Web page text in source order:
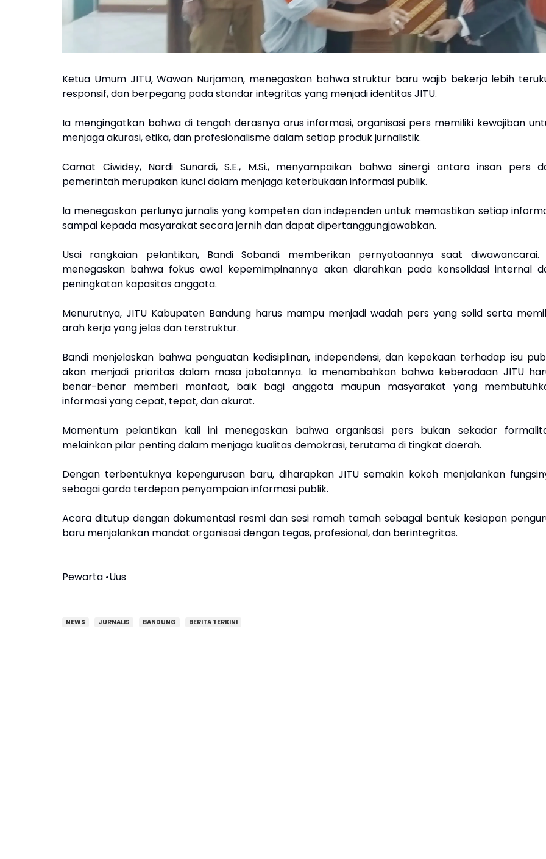
Ketua Umum JITU, Wawan Nurjaman, menegaskan bahwa struktur baru wajib bekerja lebih
responsif, dan berpegang pada standar integritas yang menjadi identitas JITU.
Ia mengingatkan bahwa di tengah derasnya arus informasi, organisasi pers memiliki kewajiban
menjaga akurasi, etika, dan profesionalisme dalam setiap produk jurnalistik.
Camat Ciwidey, Nardi Sunardi, S.E., M.Si., menyampaikan bahwa sinergi antara insan pers
pemerintah merupakan kunci dalam menjaga keterbukaan informasi publik.
Ia menegaskan perlunya jurnalis yang kompeten dan independen untuk memastikan setiap
sampai kepada masyarakat secara jernih dan dapat dipertanggungjawabkan.
Usai rangkaian pelantikan, Bandi Sobandi memberikan pernyataannya saat diwawancarai.
menegaskan bahwa fokus awal kepemimpinannya akan diarahkan pada konsolidasi internal
peningkatan kapasitas anggota.
Menurutnya, JITU Kabupaten Bandung harus mampu menjadi wadah pers yang solid serta
arah kerja yang jelas dan terstruktur.
Bandi menjelaskan bahwa penguatan kedisiplinan, independensi, dan kepekaan terhadap isu
akan menjadi prioritas dalam masa jabatannya. Ia menambahkan bahwa keberadaan JITU
benar-benar memberi manfaat, baik bagi anggota maupun masyarakat yang
informasi yang cepat, tepat, dan akurat.
Momentum pelantikan kali ini menegaskan bahwa organisasi pers bukan sekadar
melainkan pilar penting dalam menjaga kualitas demokrasi, terutama di tingkat daerah.
Dengan terbentuknya kepengurusan baru, diharapkan JITU semakin kokoh menjalankan
sebagai garda terdepan penyampaian informasi publik.
Acara ditutup dengan dokumentasi resmi dan sesi ramah tamah sebagai bentuk kesiapan
baru menjalankan mandat organisasi dengan tegas, profesional, dan berintegritas.
Pewarta •Uus
NEWS JURNALIS BANDUNG BERITA TERKINI